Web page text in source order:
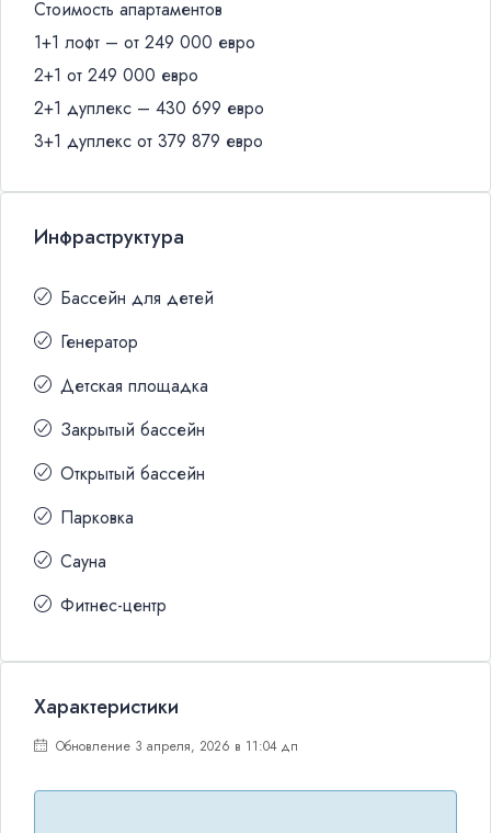
Стоимость апартаментов
1+1 лофт – от 249 000 евро
2+1 от 249 000 евро
2+1 дуплекс – 430 699 евро
3+1 дуплекс от 379 879 евро
Инфраструктура
Бассейн для детей
Генератор
Детская площадка
Закрытый бассейн
Открытый бассейн
Парковка
Сауна
Фитнес-центр
Характеристики
Обновление 3 апреля, 2026 в 11:04 дп